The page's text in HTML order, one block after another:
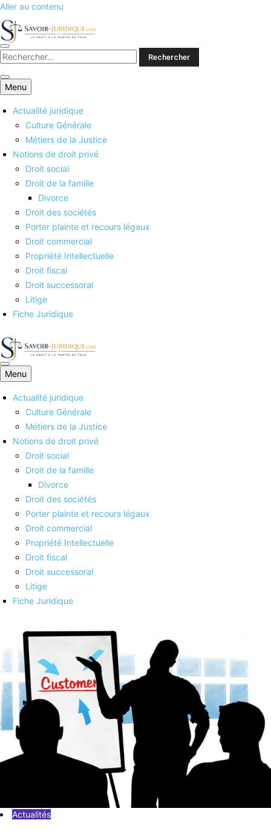
Aller au contenu
Savoirs juridiques
Menu
Actualité juridique
Culture Générale
Métiers de la Justice
Notions de droit privé
Droit social
Droit de la famille
Divorce
Droit des sociétés
Porter plainte et recours légaux
Droit commercial
Propriété Intellectuelle
Droit fiscal
Droit successoral
Litige
Fiche Juridique
Savoirs juridiques
Menu
Actualité juridique
Culture Générale
Métiers de la Justice
Notions de droit privé
Droit social
Droit de la famille
Divorce
Droit des sociétés
Porter plainte et recours légaux
Droit commercial
Propriété Intellectuelle
Droit fiscal
Droit successoral
Litige
Fiche Juridique
Actualités